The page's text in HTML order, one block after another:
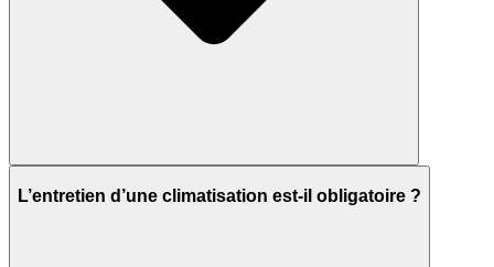
L’entretien d’une climatisation est-il obligatoire ?